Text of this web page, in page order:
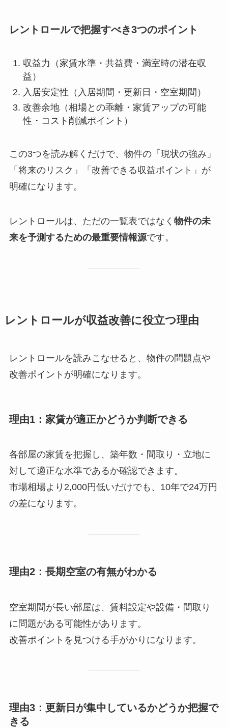
レントロールで把握すべき3つのポイント
収益力（家賃水準・共益費・満室時の潜在収
益）
入居安定性（入居期間・更新日・空室期間）
改善余地（相場との乖離・家賃アップの可能
性・コスト削減ポイント）
この3つを読み解くだけで、物件の「現状の強み」
「将来のリスク」「改善できる収益ポイント」が
明確になります。
レントロールは、ただの一覧表ではなく 物件の未
来を予測するための最重要情報源です。
レントロールが収益改善に役立つ理由
レントロールを読みこなせると、物件の問題点や
改善ポイントが明確になります。
理由1：家賃が適正かどうか判断できる
各部屋の家賃を把握し、築年数・間取り・立地に
対して適正な水準であるか確認できます。
市場相場より2,000円低いだけでも、10年で24万円
の差になります。
理由2：長期空室の有無がわかる
空室期間が長い部屋は、賃料設定や設備・間取り
に問題がある可能性があります。
改善ポイントを見つける手がかりになります。
理由3：更新日が集中しているかどうか把握で
きる